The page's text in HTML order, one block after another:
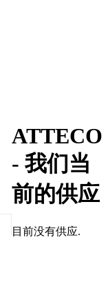
ATTECO
- 我们当
前的供应
目前没有供应.